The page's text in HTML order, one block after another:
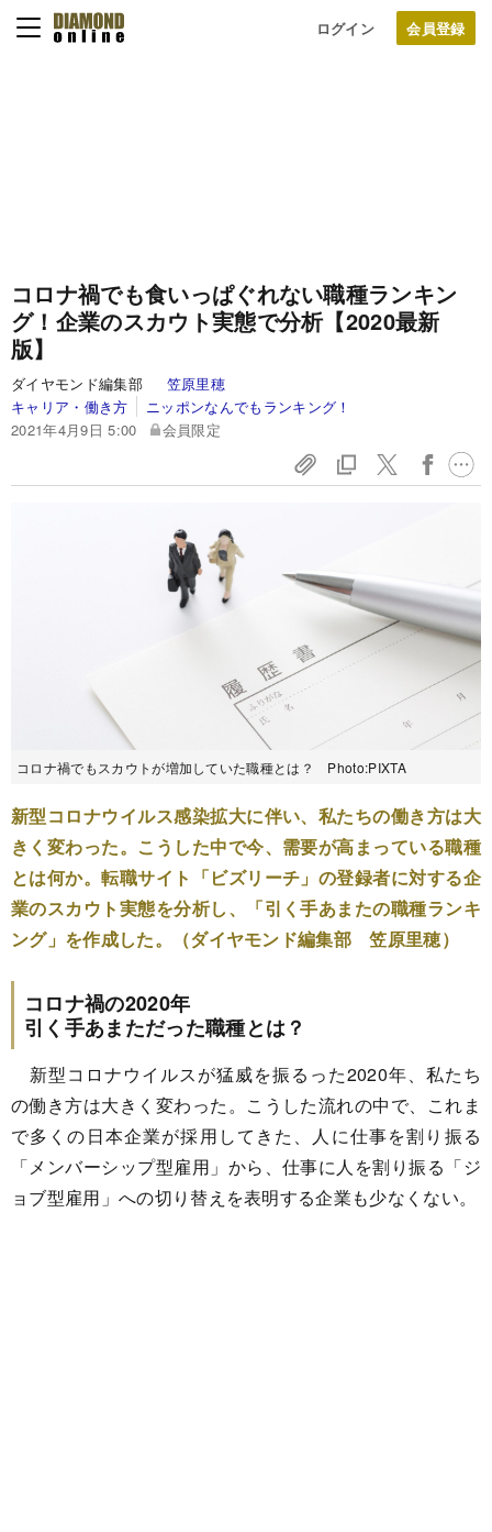
ログイン
コロナ禍でも食いっぱぐれない職種ランキン
グ！企業のスカウト実態で分析【2020最新
版】
ダイヤモンド編集部 笠原里穂
キャリア・働き方
ニッポンなんでもランキング！
2021年4月9日 5:00
会員限定
コロナ禍でもスカウトが増加していた職種とは？ Photo:PIXTA
新型コロナウイルス感染拡大に伴い、私たちの働き方は大
きく変わった。こうした中で今、需要が高まっている職種
とは何か。転職サイト「ビズリーチ」の登録者に対する企
業のスカウト実態を分析し、「引く手あまたの職種ランキ
ング」を作成した。（ダイヤモンド編集部 笠原里穂）
コロナ禍の2020年
引く手あまただった職種とは？
新型コロナウイルスが猛威を振るった2020年、私たち
の働き方は大きく変わった。こうした流れの中で、これま
で多くの日本企業が採用してきた、人に仕事を割り振る
「メンバーシップ型雇用」から、仕事に人を割り振る「ジ
ョブ型雇用」への切り替えを表明する企業も少なくない。